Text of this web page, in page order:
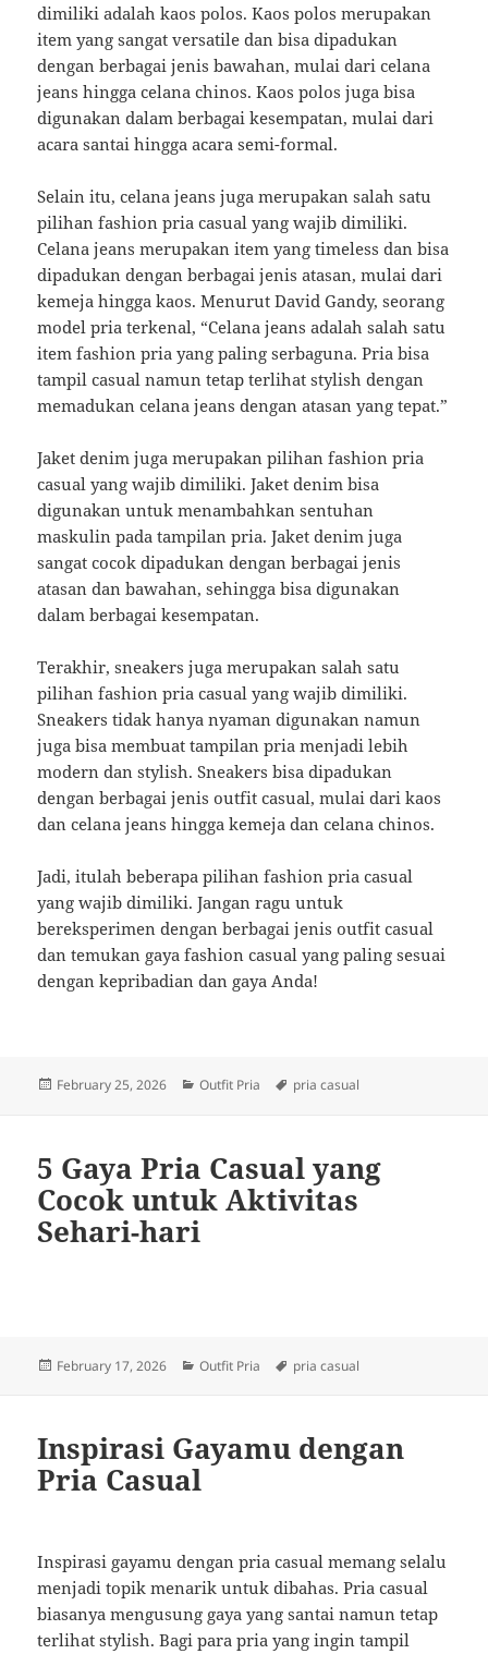
dimiliki adalah kaos polos. Kaos polos merupakan
item yang sangat versatile dan bisa dipadukan
dengan berbagai jenis bawahan, mulai dari celana
jeans hingga celana chinos. Kaos polos juga bisa
digunakan dalam berbagai kesempatan, mulai dari
acara santai hingga acara semi-formal.
Selain itu, celana jeans juga merupakan salah satu
pilihan fashion pria casual yang wajib dimiliki.
Celana jeans merupakan item yang timeless dan bisa
dipadukan dengan berbagai jenis atasan, mulai dari
kemeja hingga kaos. Menurut David Gandy, seorang
model pria terkenal, “Celana jeans adalah salah satu
item fashion pria yang paling serbaguna. Pria bisa
tampil casual namun tetap terlihat stylish dengan
memadukan celana jeans dengan atasan yang tepat.”
Jaket denim juga merupakan pilihan fashion pria
casual yang wajib dimiliki. Jaket denim bisa
digunakan untuk menambahkan sentuhan
maskulin pada tampilan pria. Jaket denim juga
sangat cocok dipadukan dengan berbagai jenis
atasan dan bawahan, sehingga bisa digunakan
dalam berbagai kesempatan.
Terakhir, sneakers juga merupakan salah satu
pilihan fashion pria casual yang wajib dimiliki.
Sneakers tidak hanya nyaman digunakan namun
juga bisa membuat tampilan pria menjadi lebih
modern dan stylish. Sneakers bisa dipadukan
dengan berbagai jenis outfit casual, mulai dari kaos
dan celana jeans hingga kemeja dan celana chinos.
Jadi, itulah beberapa pilihan fashion pria casual
yang wajib dimiliki. Jangan ragu untuk
bereksperimen dengan berbagai jenis outfit casual
dan temukan gaya fashion casual yang paling sesuai
dengan kepribadian dan gaya Anda!
Posted
February 25, 2026 Categories
Outfit Pria Tags
pria casual
5 Gaya Pria Casual yang
Cocok untuk Aktivitas
Sehari-hari
Posted
February 17, 2026 Categories
Outfit Pria Tags
pria casual
Inspirasi Gayamu dengan
Pria Casual
Inspirasi gayamu dengan pria casual memang selalu
menjadi topik menarik untuk dibahas. Pria casual
biasanya mengusung gaya yang santai namun tetap
terlihat stylish. Bagi para pria yang ingin tampil